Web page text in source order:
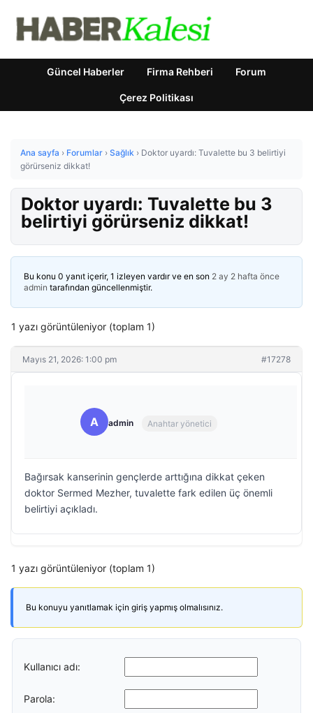
Güncel Haberler Firma Rehberi Forum
Çerez Politikası
Ana sayfa › Forumlar › Sağlık › Doktor uyardı: Tuvalette bu 3 belirtiyi
görürseniz dikkat!
Doktor uyardı: Tuvalette bu 3
belirtiyi görürseniz dikkat!
Bu konu 0 yanıt içerir, 1 izleyen vardır ve en son 2 ay 2 hafta önce
admin tarafından güncellenmiştir.
1 yazı görüntüleniyor (toplam 1)
Mayıs 21, 2026: 1:00 pm #17278
A admin Anahtar yönetici
Bağırsak kanserinin gençlerde arttığına dikkat çeken
doktor Sermed Mezher, tuvalette fark edilen üç önemli
belirtiyi açıkladı.
1 yazı görüntüleniyor (toplam 1)
Bu konuyu yanıtlamak için giriş yapmış olmalısınız.
Kullanıcı adı:
Parola: